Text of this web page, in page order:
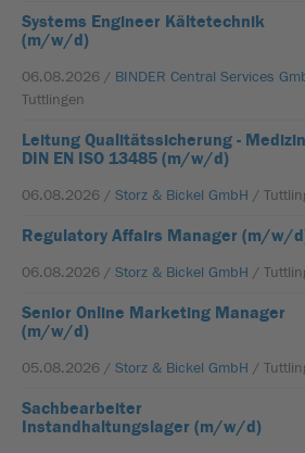
Systems Engineer Kältetechnik
(m/w/d)
06.08.2026 / BINDER Central Services
Tuttlingen
Leitung Qualitätssicherung - Medizin
DIN EN ISO 13485 (m/w/d)
06.08.2026 / Storz & Bickel GmbH /
Regulatory Affairs Manager (m/w/
06.08.2026 / Storz & Bickel GmbH /
Senior Online Marketing Manager
(m/w/d)
05.08.2026 / Storz & Bickel GmbH /
Sachbearbeiter
Instandhaltungslager (m/w/d)